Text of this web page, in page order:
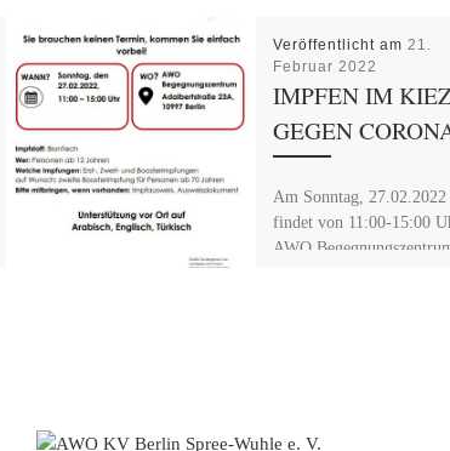
Veröffentlicht am 21.
Februar 2022
IMPFEN IM
GEGEN
Am Sonntag, 27.02.2022
findet von 11:00-15:00
AWO